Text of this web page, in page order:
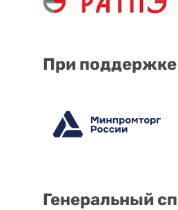
При поддержке
Генеральный